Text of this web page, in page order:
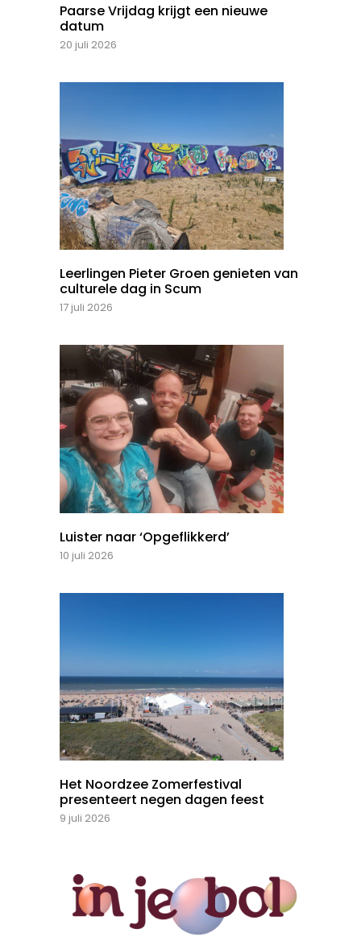
Paarse Vrijdag krijgt een nieuwe
datum
20 juli 2026
Leerlingen Pieter Groen genieten van
culturele dag in Scum
17 juli 2026
Luister naar ‘Opgeflikkerd’
10 juli 2026
Het Noordzee Zomerfestival
presenteert negen dagen feest
9 juli 2026